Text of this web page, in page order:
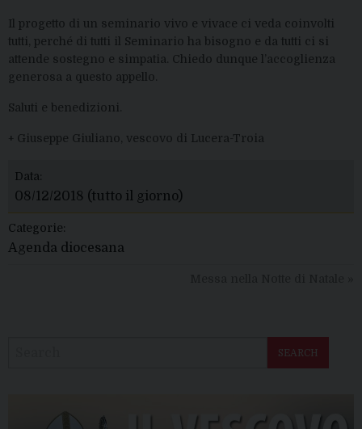
Il progetto di un seminario vivo e vivace ci veda coinvolti
tutti, perché di tutti il Seminario ha bisogno e da tutti ci si
attende sostegno e simpatia. Chiedo dunque l’accoglienza
generosa a questo appello.
Saluti e benedizioni.
+ Giuseppe Giuliano, vescovo di Lucera-Troia
Data:
08/12/2018 (tutto il giorno)
Categorie:
Agenda diocesana
SEARCH